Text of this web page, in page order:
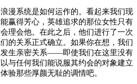
漫系统是如何运作的。看起来我们现
赢得芳心，英雄追求的那位女性只有
理会他。在此之后，他们进行了一次
的关系正式确立。如果你在想，我们
发生亲密关系——即使我们在这里没有
与任何我们能说服其约会的对象建立
验那些厚颜无耻的调情吧。